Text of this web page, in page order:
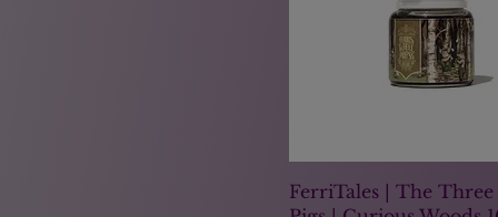
FerriTales | The